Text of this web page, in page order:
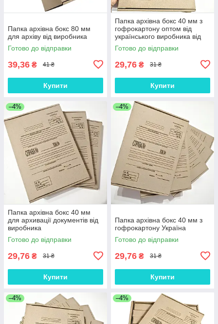
Папка архівна бокс 80 мм
для архіву від виробника
Готово до відправки
39,36 ₴ 41 ₴
Купити
Папка архівна бокс 40 мм з
гофрокартону оптом від
українського виробника від
50 шт.
Готово до відправки
29,76 ₴ 31 ₴
Купити
–4%
Папка архівна бокс 40 мм
для архивації документів від
виробника
Готово до відправки
29,76 ₴ 31 ₴
Купити
–4%
Папка архівна бокс 40 мм з
гофрокартону Україна
Готово до відправки
29,76 ₴ 31 ₴
Купити
–4% –4%